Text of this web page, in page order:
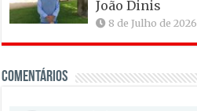
João Dinis
8 de Julho de 2026
Comentários